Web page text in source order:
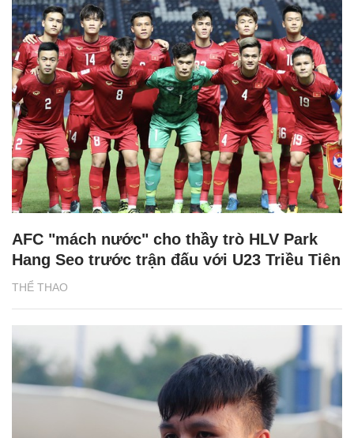
THỂ THAO
AFC "mách nước" cho thầy trò HLV Park
Hang Seo trước trận đấu với U23 Triều Tiên